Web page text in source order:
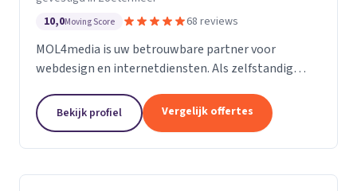
verbetert je welzijn, productiviteit en gemoedsrust.
Daarom behandelen we elke woning en elk kantoor
alsof het ons eigen is. Met jarenlange ervaring en
duizenden tevreden klanten weten we dat
vertrouwen wordt verdiend met resultaten. We
gebruiken gecertificeerde milieuvriendelijke
producten, professionele technieken en een
persoonlijke aanpak die ons onderscheidt.
10,0Moving Score 68 reviews
MOL4media is uw betrouwbare partner voor
webdesign en internetdiensten. Als zelfstandig
Content Management Systeem Joomla, zet ik, Ton
van der Helm,...
Bekijk profiel Vergelijk offertes